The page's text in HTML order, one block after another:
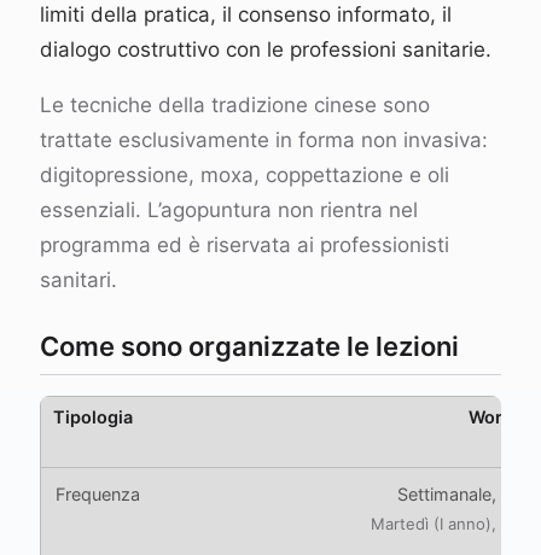
limiti della pratica, il consenso informato, il
dialogo costruttivo con le professioni sanitarie.
Le tecniche della tradizione cinese sono
trattate esclusivamente in forma non invasiva:
digitopressione, moxa, coppettazione e oli
essenziali. L’agopuntura non rientra nel
programma ed è riservata ai professionisti
sanitari.
Come sono organizzate le lezioni
Settimanale,
Martedì (I anno),